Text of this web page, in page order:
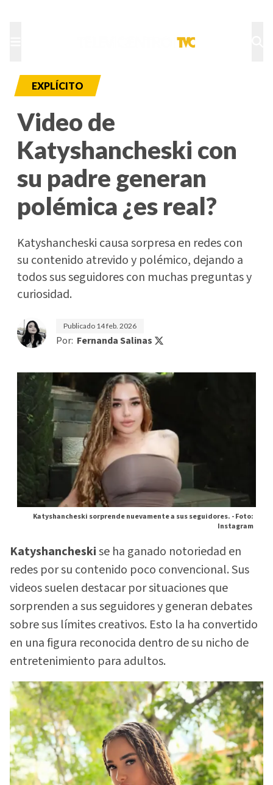
EXPLÍCITO
Video de
Katyshancheski con
su padre generan
polémica ¿es real?
Katyshancheski causa sorpresa en redes con
su contenido atrevido y polémico, dejando a
todos sus seguidores con muchas preguntas y
curiosidad.
Publicado 14 feb. 2026
Por: Fernanda Salinas
Katyshancheski sorprende nuevamente a sus seguidores. -Foto:
Instagram
Katyshancheskise ha ganado notoriedad en
redes por su contenido poco convencional. Sus
videos suelen destacar por situaciones que
sorprenden a sus seguidores y generan debates
sobre sus límites creativos. Esto la ha convertido
en una figura reconocida dentro de su nicho de
entretenimiento para adultos.